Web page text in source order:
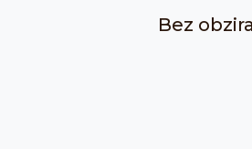
Bez